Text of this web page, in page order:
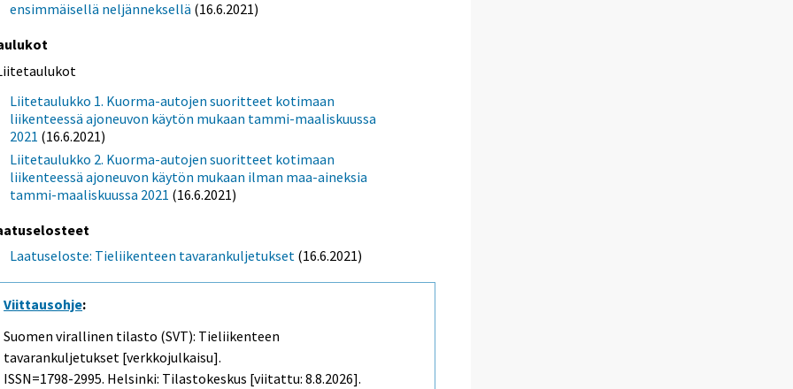
ensimmäisellä neljänneksellä (16.6.2021)
Liitetaulukko 1. Kuorma-autojen suoritteet kotimaan
liikenteessä ajoneuvon käytön mukaan tammi-maaliskuussa
2021 (16.6.2021)
Liitetaulukko 2. Kuorma-autojen suoritteet kotimaan
liikenteessä ajoneuvon käytön mukaan ilman maa-aineksia
tammi-maaliskuussa 2021 (16.6.2021)
Laatuseloste: Tieliikenteen tavarankuljetukset (16.6.2021)
Viittausohje:
Suomen virallinen tilasto (SVT): Tieliikenteen
tavarankuljetukset [verkkojulkaisu].
ISSN=1798-2995. Helsinki: Tilastokeskus [viitattu: 8.8.2026].